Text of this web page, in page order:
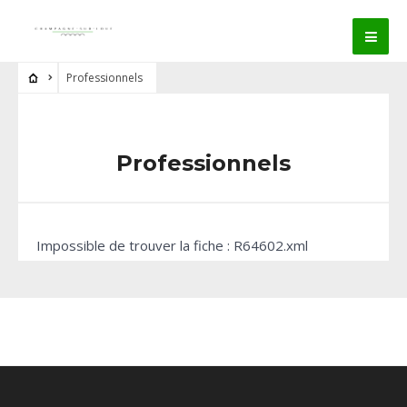
Professionnels
Professionnels
Impossible de trouver la fiche : R64602.xml